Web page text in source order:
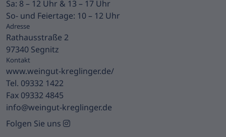
Sa: 8 – 12 Uhr & 13 – 17 Uhr
So- und Feiertage: 10 – 12 Uhr
Adresse
Rathausstraße 2
97340 Segnitz
Kontakt
www.weingut-kreglinger.de/
Tel. 09332 1422
Fax 09332 4845
info@weingut-kreglinger.de
Folgen Sie uns